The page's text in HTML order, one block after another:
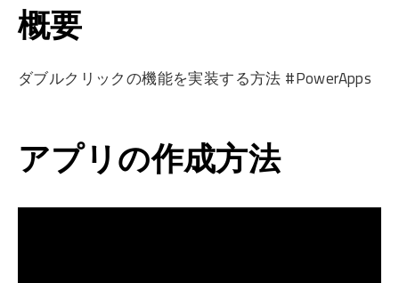
概要
ダブルクリックの機能を実装する方法 #PowerApps
アプリの作成方法